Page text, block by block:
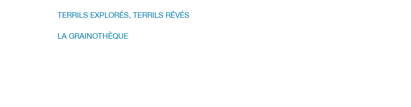
TERRILS EXPLORÉS, TERRILS RÊVÉS
LA GRAINOTHÈQUE